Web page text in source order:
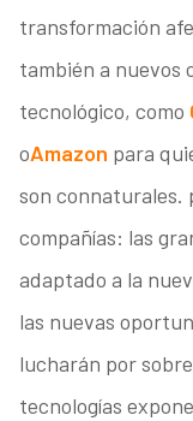
transformación
también a nuevos
tecnológico, como
oAmazon para
son connaturales.
compañías: las
adaptado a la
las nuevas
lucharán por
tecnologías